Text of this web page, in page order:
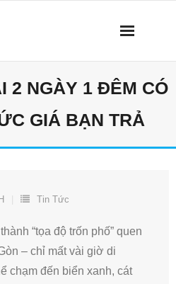
2 NGÀY 1 ĐÊM CÓ
GIÁ BẠN TRẢ
Tin Tức
“tọa độ trốn phố” quen
– chỉ mất vài giờ di
chạm đến biển xanh, cát